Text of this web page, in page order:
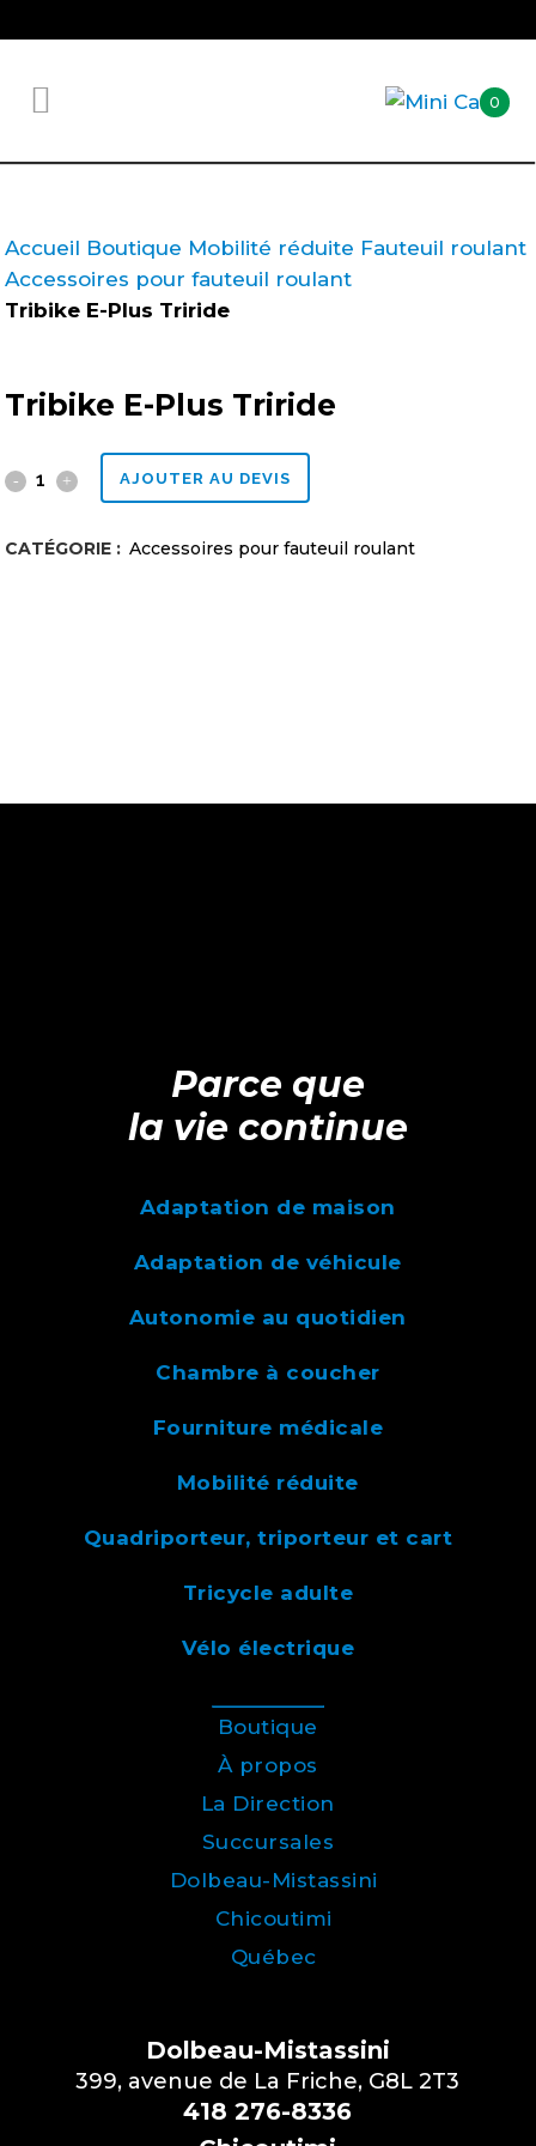
0
Accueil Boutique Mobilité réduite Fauteuil roulant
Accessoires pour fauteuil roulant
Tribike E-Plus Triride
Tribike E-Plus Triride
Tribike
AJOUTER AU DEVIS
CATÉGORIE : Accessoires pour fauteuil roulant
Parce que
la vie continue
Adaptation de maison
Adaptation de véhicule
Autonomie au quotidien
Chambre à coucher
Fourniture médicale
Mobilité réduite
Quadriporteur, triporteur et cart
Tricycle adulte
Vélo électrique
Boutique
À propos
La Direction
Succursales
Dolbeau-Mistassini
Chicoutimi
Québec
Dolbeau-Mistassini
399, avenue de La Friche, G8L 2T3
418 276-8336